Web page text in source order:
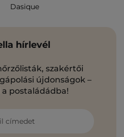
Dasique
hírlevél
szakértői
újdonságok –
postaládádba!
címedet